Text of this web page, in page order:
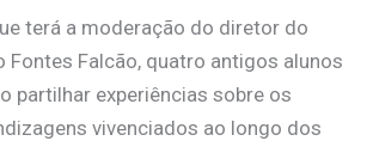
terá a moderação do diretor do
Fontes Falcão, quatro antigos alunos
partilhar experiências sobre os
vivenciados ao longo dos